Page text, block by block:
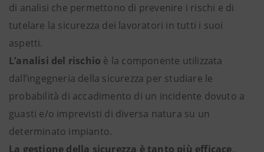
di analisi che permettono di prevenire i rischi e di
tutelare la sicurezza dei lavoratori in tutti i suoi
aspetti.
L’analisi del rischio è la componente utilizzata
dall’ingegneria della sicurezza per studiare le
probabilità di accadimento di un incidente dovuto a
guasti e/o imprevisti di diversa natura su un
determinato impianto.
La gestione della sicurezza è tanto più efficace,